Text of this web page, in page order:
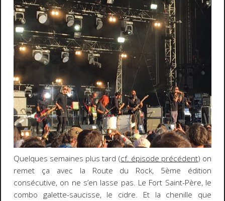
Quelques semaines plus tard (cf. épisode précédent) on
remet ça avec la Route du Rock, 5ème édition
consécutive, on ne s’en lasse pas. Le Fort Saint-Père, le
combo galette-saucisse, le cidre. Et la chenille que